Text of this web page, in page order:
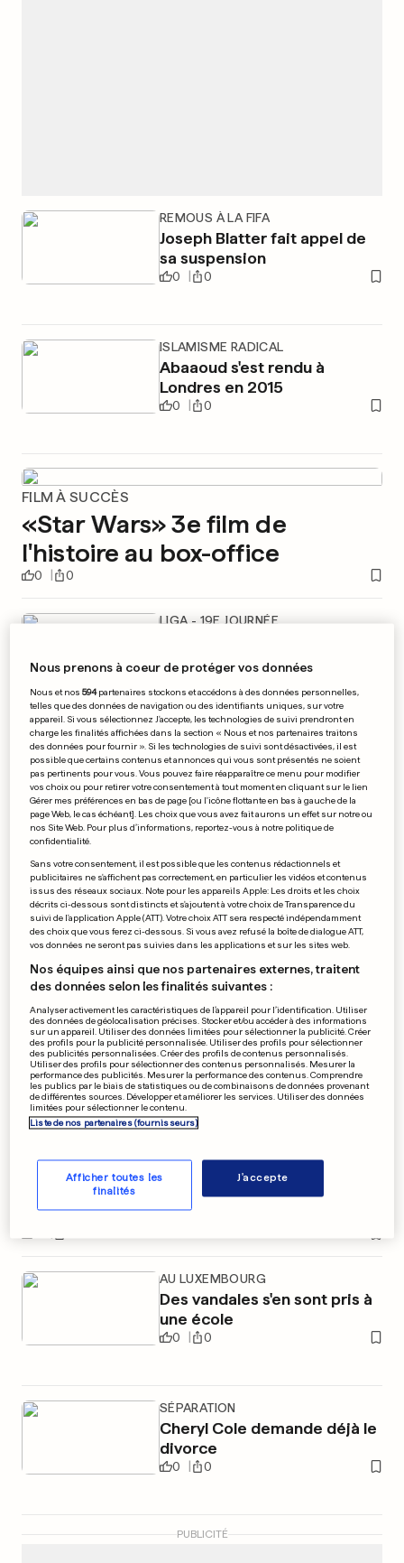
REMOUS À LA FIFA
Joseph Blatter fait appel de
sa suspension
0 0
ISLAMISME RADICAL
Abaaoud s'est rendu à
Londres en 2015
0 0
FILM À SUCCÈS
«Star Wars» 3e film de
l'histoire au box-office
0 0
LIGA - 19E JOURNÉE
tête de la Liga
HANDBALL
Le Luxembourg s'incline
encore
0 0
PUBLICITÉ
PEOPLE'S CHOICE AWARDS
Vanessa et Christina très sexy
sur le red carpet
AU LUXEMBOURG
Des vandales s'en sont pris à
une école
0 0
SÉPARATION
Cheryl Cole demande déjà le
divorce
0 0
PUBLICITÉ
Nous prenons à coeur de protéger vos données
Nous et nos594partenaires stockons et accédons à des données personnelles,
telles que des données de navigation ou des identifiants uniques, sur votre
appareil. Si vous sélectionnez J'accepte, les technologies de suivi prendront en
charge les finalités affichées dans la section « Nous et nos partenaires traitons
des données pour fournir ». Si les technologies de suivi sont désactivées, il est
possible que certains contenus et annonces qui vous sont présentés ne soient
pas pertinents pour vous. Vous pouvez faire réapparaître ce menu pour modifier
vos choix ou pour retirer votre consentement à tout moment en cliquant sur le lien
Gérer mes préférences en bas de page [ou l'icône flottante en bas à gauche de la
page Web, le cas échéant]. Les choix que vous avez fait aurons un effet sur notre ou
nos Site Web. Pour plus d’informations, reportez-vous à notre politique de
confidentialité.
Sans votre consentement, il est possible que les contenus rédactionnels et
publicitaires ne s'affichent pas correctement, en particulier les vidéos et contenus
issus des réseaux sociaux. Note pour les appareils Apple: Les droits et les choix
décrits ci-dessous sont distincts et s'ajoutent à votre choix de Transparence du
suivi de l'application Apple (ATT). Votre choix ATT sera respecté indépendamment
des choix que vous ferez ci-dessous. Si vous avez refusé la boîte de dialogue ATT,
vos données ne seront pas suivies dans les applications et sur les sites web.
Nos équipes ainsi que nos partenaires externes, traitent
des données selon les finalités suivantes :
Analyser activement les caractéristiques de l’appareil pour l’identification. Utiliser
des données de géolocalisation précises. Stocker et/ou accéder à des informations
sur un appareil. Utiliser des données limitées pour sélectionner la publicité. Créer
des profils pour la publicité personnalisée. Utiliser des profils pour sélectionner
des publicités personnalisées. Créer des profils de contenus personnalisés.
Utiliser des profils pour sélectionner des contenus personnalisés. Mesurer la
performance des publicités. Mesurer la performance des contenus. Comprendre
les publics par le biais de statistiques ou de combinaisons de données provenant
de différentes sources. Développer et améliorer les services. Utiliser des données
limitées pour sélectionner le contenu.
Liste de nos partenaires (fournisseurs)
Afficher toutes les
finalités
J'accepte